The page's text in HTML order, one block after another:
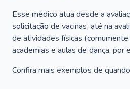
Esse médico atua desde a
solicitação de vacinas, até na
de atividades físicas
academias e aulas de dança, por
Confira mais exemplos de